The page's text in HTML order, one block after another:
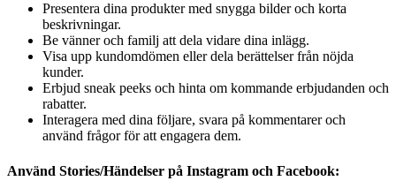
Presentera dina produkter med snygga bilder och korta
beskrivningar.
Be vänner och familj att dela vidare dina inlägg.
Visa upp kundomdömen eller dela berättelser från nöjda
kunder.
Erbjud sneak peeks och hinta om kommande erbjudanden och
rabatter.
Interagera med dina följare, svara på kommentarer och
använd frågor för att engagera dem.
Använd Stories/Händelser på Instagram och Facebook: